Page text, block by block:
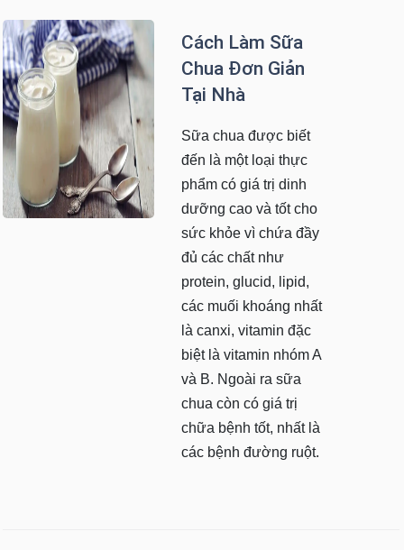
Cách Làm Sữa
Chua Đơn Giản
Tại Nhà
Sữa chua được biết
đến là một loại thực
phẩm có giá trị dinh
dưỡng cao và tốt cho
sức khỏe vì chứa đầy
đủ các chất như
protein, glucid, lipid,
các muối khoáng nhất
là canxi, vitamin đặc
biệt là vitamin nhóm A
và B. Ngoài ra sữa
chua còn có giá trị
chữa bệnh tốt, nhất là
các bệnh đường ruột.